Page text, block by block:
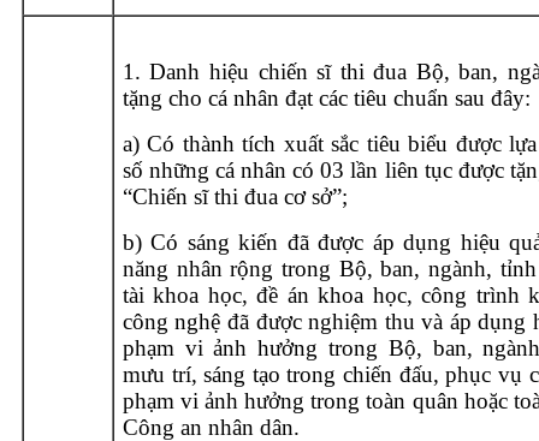
1. Danh hiệu chiến sĩ thi đua Bộ, ban,
tặng cho cá nhân đạt các tiêu chuẩn sau đây:
a) Có thành tích xuất sắc tiêu biểu được
số những cá nhân có 03 lần liên tục được
“Chiến sĩ thi đua cơ sở”;
b) Có sáng kiến đã được áp dụng hiệu
năng nhân rộng trong Bộ, ban, ngành,
tài khoa học, đề án khoa học, công trình
công nghệ đã được nghiệm thu và áp dụng
phạm vi ảnh hưởng trong Bộ, ban,
mưu trí, sáng tạo trong chiến đấu, phục vụ
phạm vi ảnh hưởng trong toàn quân hoặc
Công an nhân dân.